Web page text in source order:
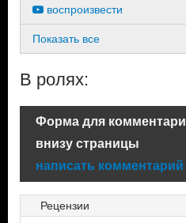
воспроизвести
Показать все
В ролях:
Форма для
внизу страницы
написать комментарий
Рецензии